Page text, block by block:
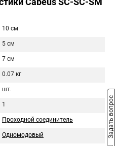
10 см
5 см
7 см
0.07 кг
шт.
1
Проходной соединитель
Одномодовый Задать вопрос